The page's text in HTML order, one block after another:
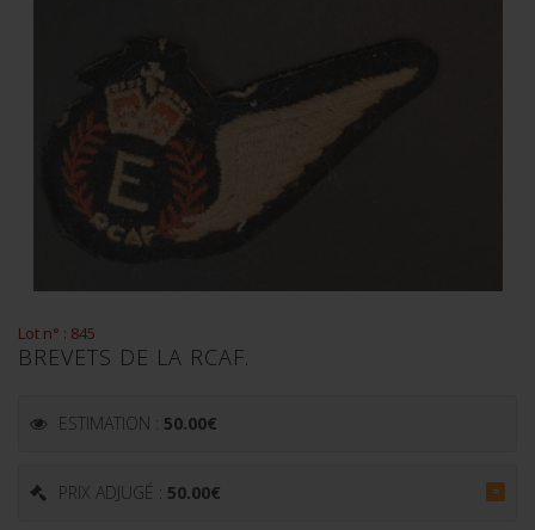
Lot n° : 845
BREVETS DE LA RCAF.
ESTIMATION : 50.00€
PRIX ADJUGÉ : 50.00€ =